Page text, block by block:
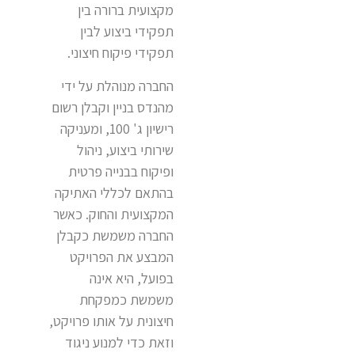
מקצועית ברורה בין
תפקידי ביצוע לבין
תפקידי פיקוח חיצוני.
החברה מנוהלת על ידי
מהנדס בניין וקבלן רשום
רישיון ג' 100, ומעניקה
שירותי ביצוע, ניהול
ופיקוח בבנייה פרטית
בהתאם לכללי האתיקה
המקצועית והחוק. כאשר
החברה משמשת כקבלן
המבצע את הפרויקט
בפועל, היא אינה
משמשת כמפקחת
חיצונית על אותו פרויקט,
וזאת כדי למנוע ניגוד